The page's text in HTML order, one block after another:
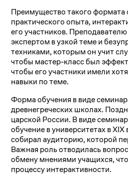
Преимущество такого формата
практического опыта,
его участников.
экспертом в узкой теме и
техниками, которым он учит
чтобы мастер-класс был
чтобы его участники имели
навыки по теме.
Форма обучения в виде
древнегреческих школах.
царской России. В виде
обучение в университетах в
собирал аудиторию, которой
Важная роль отводилась
обмену мнениями учащихся,
процессу интерактивности.